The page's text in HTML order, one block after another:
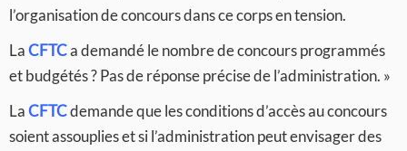
l’organisation de concours dans ce corps en tension.
LaCFTCa demandé le nombre de concours programmés
et budgétés ? Pas de réponse précise de l’administration. »
LaCFTCdemande que les conditions d’accès au concours
soient assouplies et si l’administration peut envisager des